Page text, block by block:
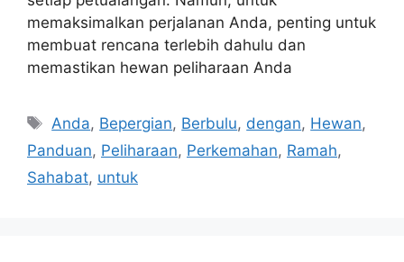
memaksimalkan perjalanan Anda, penting untuk
membuat rencana terlebih dahulu dan
memastikan hewan peliharaan Anda
Tags
Anda, Bepergian, Berbulu, dengan, Hewan,
Panduan, Peliharaan, Perkemahan, Ramah,
Sahabat, untuk